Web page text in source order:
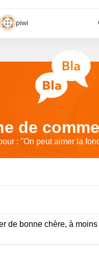
piwi
de
: "On peut aimer la
de bonne chère, à